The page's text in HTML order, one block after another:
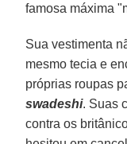
famosa máxima
Sua vestimenta
mesmo tecia e
próprias roupas
swadeshi. Suas
contra os